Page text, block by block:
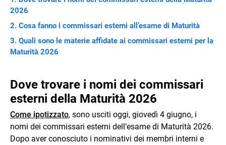
2026
Cosa fanno i commissari esterni all’esame di Maturità
Quali sono le materie affidate ai commissari esterni per la
Maturità 2026
Dove trovare i nomi dei commissari
esterni della Maturità 2026
Come ipotizzato, sono usciti oggi, giovedì 4 giugno, i
nomi dei commissari esterni dell’esame di Maturità 2026.
Dopo aver conosciuto i nominativi dei membri interni e